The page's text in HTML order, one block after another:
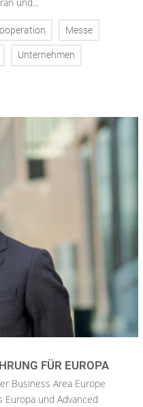
Messe
Unternehmen
FÜR EUROPA
Business Area Europe
und Advanced